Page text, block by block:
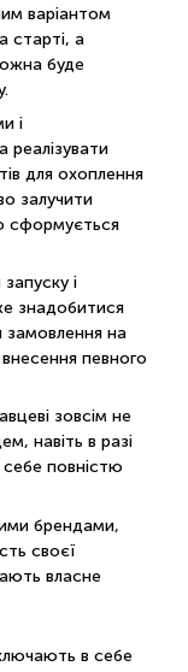
варіантом
старті, а
буде
і
для охоплення
залучити
сформується
і
знадобитися
замовлення на
певного
зовсім не
навіть в разі
себе повністю
брендами,
своєї
власне
в себе